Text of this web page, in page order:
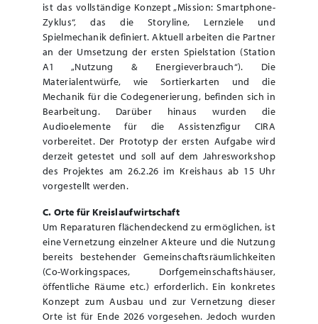
ist das vollständige Konzept „Mission: Smartphone-
Zyklus“, das die Storyline, Lernziele und
Spielmechanik definiert. Aktuell arbeiten die Partner
an der Umsetzung der ersten Spielstation (Station
A1 „Nutzung & Energieverbrauch“). Die
Materialentwürfe, wie Sortierkarten und die
Mechanik für die Codegenerierung, befinden sich in
Bearbeitung. Darüber hinaus wurden die
Audioelemente für die Assistenzfigur CIRA
vorbereitet. Der Prototyp der ersten Aufgabe wird
derzeit getestet und soll auf dem Jahresworkshop
des Projektes am 26.2.26 im Kreishaus ab 15 Uhr
vorgestellt werden.
C. Orte für Kreislaufwirtschaft
Um Reparaturen flächendeckend zu ermöglichen, ist
eine Vernetzung einzelner Akteure und die Nutzung
bereits bestehender Gemeinschaftsräumlichkeiten
(Co-Workingspaces, Dorfgemeinschaftshäuser,
öffentliche Räume etc.) erforderlich. Ein konkretes
Konzept zum Ausbau und zur Vernetzung dieser
Orte ist für Ende 2026 vorgesehen. Jedoch wurden